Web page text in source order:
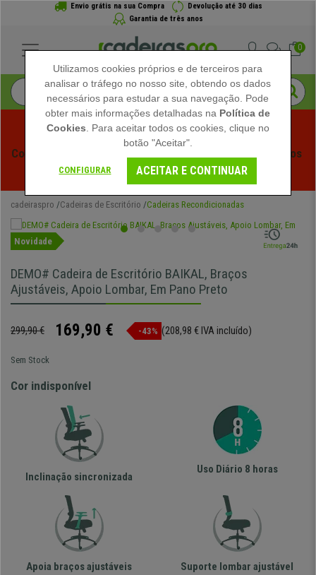
Envio grátis na sua Compra
Devolução até 30 dias
Garantia de três anos
0
Começam os Saldos de Verão em Cadeiraspro! Descontos
Exclusivos por Tempo Limitado - Ver Promoção
cadeiraspro Cadeiras de Escritório Cadeiras Recondicionadas
Novidade
DEMO# Cadeira de Escritório BAIKAL, Braços
Ajustáveis, Apoio Lombar, Em Pano Preto
299,90 € 169,90 € -43% (208,98 € IVA incluído)
Sem Stock
Cor indisponível
Inclinação sincronizada
Uso Diário 8 horas
Apoia braços ajustáveis Suporte lombar ajustável
Utilizamos cookies próprios e de terceiros para
analisar o tráfego no nosso site, obtendo os dados
necessários para estudar a sua navegação. Pode
obter mais informações detalhadas na Política de
Cookies . Para aceitar todos os cookies, clique no
botão "Aceitar".
CONFIGURAR ACEITAR E CONTINUAR